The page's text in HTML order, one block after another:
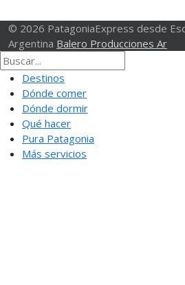
© 2026 PatagoniaExpress desde
Argentina Balero Producciones Ar
Destinos
Dónde comer
Dónde dormir
Qué hacer
Pura Patagonia
Más servicios